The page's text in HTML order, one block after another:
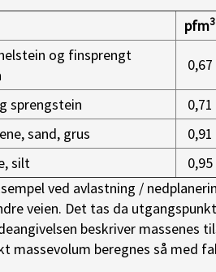
pfm3
og finsprengt
0,67
sprengstein 0,71
sand, grus
0,91
silt
ved avlastning /
veien. Det tas da
beskriver
massevolum beregnes så med